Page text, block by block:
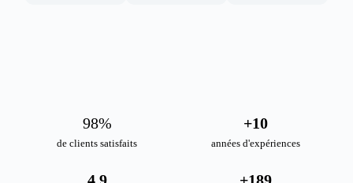
de clients satisfaits
98%
années d'expériences
+10